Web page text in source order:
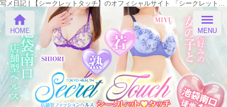
写メ日記 | 【シークレットタッチ】のオフィシャルサイト 「シークレットタッチ」
home
HOME
menu
MENU